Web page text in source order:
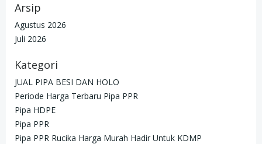
Arsip
Agustus 2026
Juli 2026
Kategori
JUAL PIPA BESI DAN HOLO
Periode Harga Terbaru Pipa PPR
Pipa HDPE
Pipa PPR
Pipa PPR Rucika Harga Murah Hadir Untuk KDMP